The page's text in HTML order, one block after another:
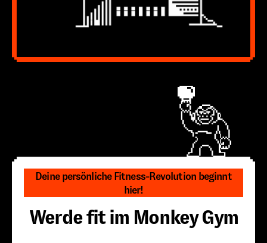
Deine persönliche Fitness-Revolution beginnt
hier!
Werde fit im Monkey Gym